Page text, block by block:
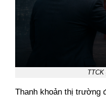
TTCK
Thanh khoản thị trường